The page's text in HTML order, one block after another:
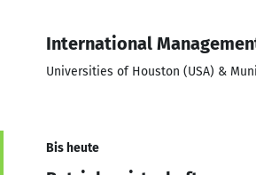
International
Universities of Houston (USA) &
Bis heute